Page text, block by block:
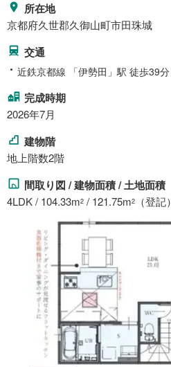
所在地
京都府久世郡久御山町市田珠城
交通
近鉄京都線 「伊勢田」駅 徒歩39分
完成時期
2026年7月
建物階
地上階数2階
間取り図 / 建物面積 / 土地面積
4LDK / 104.33m2 / 121.75m2 （登記）